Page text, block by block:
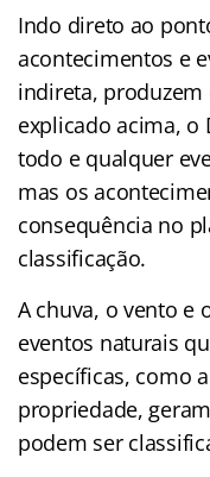
Indo direto ao
acontecimentos e
indireta,
explicado acima, o
todo e qualquer
mas os
consequência no
classificação.
A chuva, o vento e
eventos naturais
específicas, como
propriedade,
podem ser